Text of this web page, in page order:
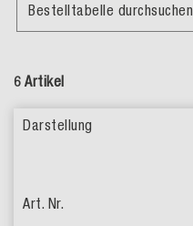
6 Artikel
Bestelltabelle durchsuchen